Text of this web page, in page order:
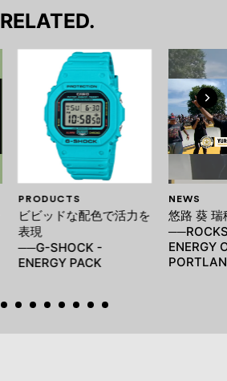
RELATED.
PRODUCTS
ビビッドな配色で活力を
表現
──G-SHOCK -
ENERGY PACK
NEWS
悠路 葵 瑞
ENERGY